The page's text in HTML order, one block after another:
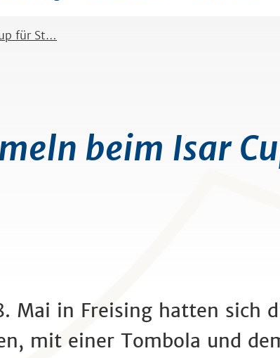
für St…
beim Isar
Mai in Freising hatten sich
mit einer Tombola und